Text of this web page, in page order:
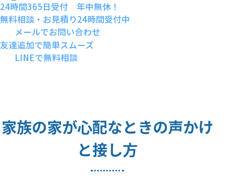
24時間365日受付 年中無休！
無料相談・お見積り24時間受付中
メールでお問い合わせ
友達追加で簡単スムーズ
LINEで無料相談
家族の家が心配なときの声かけ
と接し方